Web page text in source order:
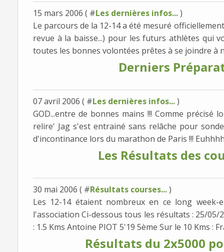
15 mars 2006 ( #Les dernières infos...)
Le parcours de la 12-14 a été mesuré
revue à la baisse...) pour les futurs athlètes qui
toutes les bonnes volontées prêtes à se joindre à
Derniers
07 avril 2006 ( #Les dernières infos...)
GOD...entre de bonnes mains !!! Comme
relire' Jag s'est entrainé sans relâche pour
d'incontinance lors du marathon de Paris !!!
Les Résultats des
30 mai 2006 ( #Résultats courses...)
Les 12-14 étaient nombreux en ce long
l'association Ci-dessous tous les résultats : 25/05/
: 1.5 Kms Antoine PIOT 5'19 5ème Sur le 10 Kms :
Résultats du 2x5000